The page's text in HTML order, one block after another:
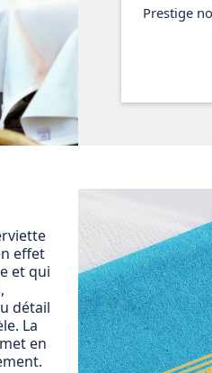
Prestige
effet
et qui
détail
La
en